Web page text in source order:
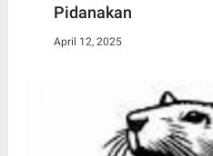
Pidanakan
April 12, 2025